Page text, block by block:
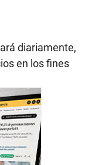
diariamente,
en los fines